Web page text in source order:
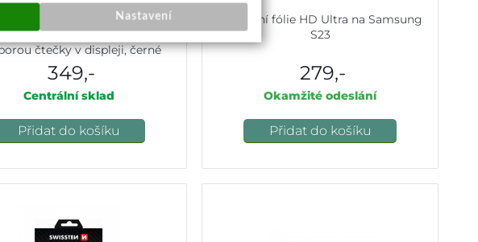
tvrzené sklo FIXED Full-Cover
Galaxy S22 5G/S23 s
čtečky v displeji, černé
349,-
Centrální sklad
Přidat do košíku
Speciální fólie HD Ultra na Samsung
S23
279,-
Okamžité odeslání
Přidat do košíku
Nastavení